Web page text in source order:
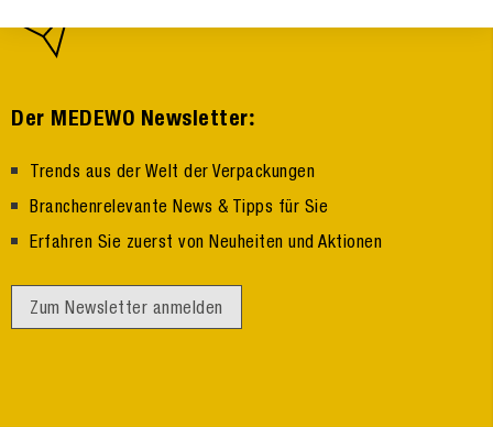
Der MEDEWO Newsletter:
Trends aus der Welt der Verpackungen
Branchenrelevante News & Tipps für Sie
Erfahren Sie zuerst von Neuheiten und Aktionen
Zum Newsletter anmelden